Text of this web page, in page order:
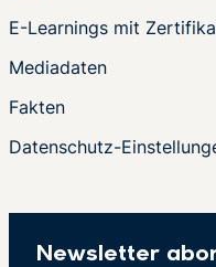
E-Learnings mit
Mediadaten
Fakten
Datenschutz-
Newsletter